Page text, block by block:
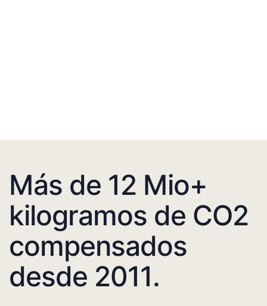
Más de 12 Mio+
kilogramos de CO2
compensados
desde 2011.